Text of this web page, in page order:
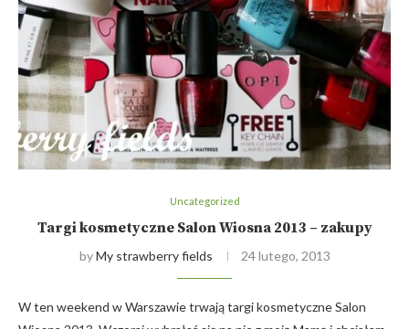
Uncategorized
Targi kosmetyczne Salon Wiosna 2013 – zakupy
byMy strawberry fields 24 lutego, 2013
W ten weekend w Warszawie trwają targi kosmetyczne Salon